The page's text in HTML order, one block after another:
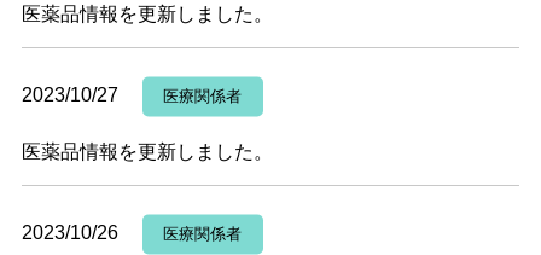
医薬品情報を更新しました。
2023/10/27 医療関係者
医薬品情報を更新しました。
2023/10/26 医療関係者